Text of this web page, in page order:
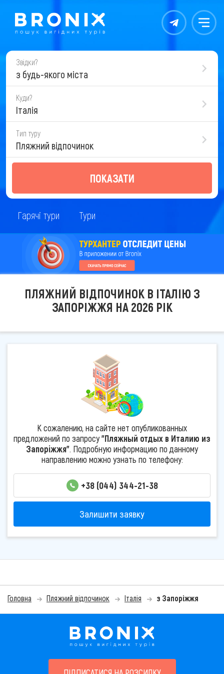
Контакты Меню
Звідки?
з будь-якого міста
Куди?
Італія
Тип туру
Пляжний відпочинок
ПОКАЗАТИ
Гарячі тури Тури
ПЛЯЖНИЙ ВІДПОЧИНОК В ІТАЛІЮ З
ЗАПОРІЖЖЯ НА 2026 РІК
К сожалению, на сайте нет опубликованных
предложений по запросу"Пляжный отдых в Италию из
Запоріжжя". Подробную информацию по данному
направлению можно узнать по телефону:
+38 (044) 344-21-38
Залишити заявку
Головна Пляжний відпочинок Італія з Запоріжжя